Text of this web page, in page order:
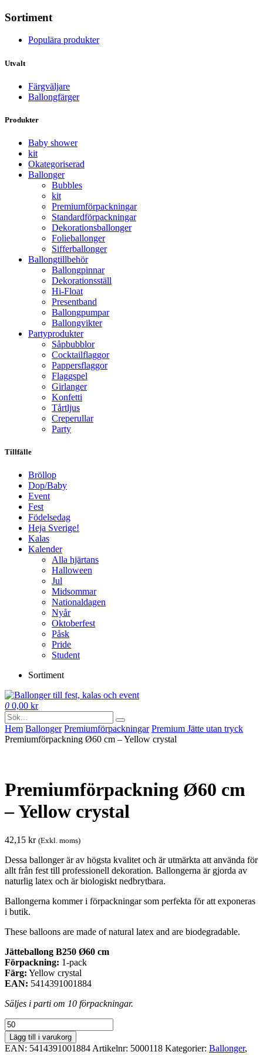
Sortiment
Populära produkter
Utvalt
Färgväljare
Ballongfärger
Produkter
Baby shower
kit
Okategoriserad
Ballonger
Bubbles
kit
Premium­förpackningar
Standard­­förpackningar
Dekorations­ballonger
Folie­­­ballonger
Siffer­­ballonger
Ballong­tillbehör
Ballongpinnar
Dekorationsställ
Hi-Float
Presentband
Ballongpumpar
Ballong­vikter
Party­­produkter
Såpbubblor
Cocktail­flaggor
Pappers­flaggor
Flaggspel
Girlanger
Konfetti
Tårtljus
Creperullar
Party
Tillfälle
Bröllop
Dop/Baby
Event
Fest
Födelsedag
Heja Sverige!
Kalas
Kalender
Alla hjärtans
Halloween
Jul
Midsommar
Nationaldagen
Nyår
Oktoberfest
Påsk
Pride
Student
Sortiment
0 0,00 kr
Hem Ballonger Premium­förpackningar Premium Jätte utan tryck
Premiumförpackning Ø60 cm – Yellow crystal
Premiumförpackning Ø60 cm
– Yellow crystal
42,15 kr (Exkl. moms)
Dessa ballonger är av högsta kvalitet och är utmärkta att använda för
allt från fest till professionell dekoration. Ballongerna är gjorda av
naturlig latex och är biologiskt nedbrytbara.
Ballongerna kommer i förpackningar som perfekta för att exponeras
i butik.
These balloons are made of natural latex and are biodegradable.
Jätteballong B250 Ø60 cm
Förpackning: 1-pack
Färg: Yellow crystal
EAN: 5414391001884
Säljes i parti om 10 förpackningar.
Premiumförpackning
Ø60
cm
Lägg till i varukorg
EAN: 5414391001884 Artikelnr: 5000118 Kategorier: Ballonger,